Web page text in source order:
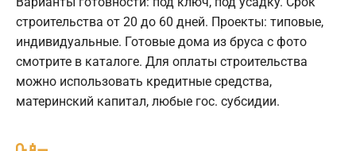
строительства от 20 до 60 дней. Проекты: типовые,
индивидуальные. Готовые дома из бруса с фото
смотрите в каталоге. Для оплаты строительства
можно использовать кредитные средства,
материнский капитал, любые гос. субсидии.